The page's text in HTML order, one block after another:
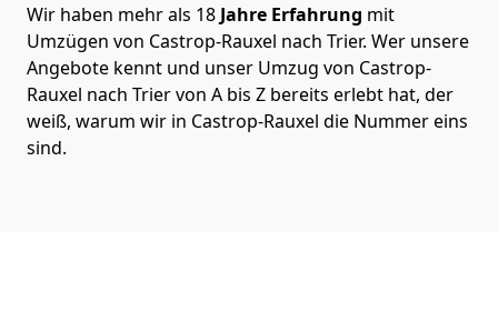
Wir haben mehr als 18 Jahre Erfahrung mit
Umzügen von Castrop-Rauxel nach Trier. Wer unsere
Angebote kennt und unser Umzug von Castrop-
Rauxel nach Trier von A bis Z bereits erlebt hat, der
weiß, warum wir in Castrop-Rauxel die Nummer eins
sind.